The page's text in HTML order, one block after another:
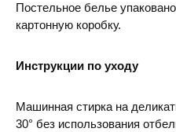
Постельное белье
картонную коробку.
Инструкции по уходу
Машинная стирка на
30° без использования